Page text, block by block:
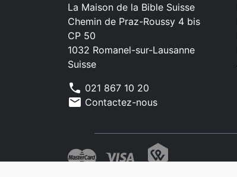
La Maison de la Bible Suisse
Chemin de Praz-Roussy 4 bis
CP 50
1032 Romanel-sur-Lausanne
Suisse
phone 021 867 10 20
mail Contactez-nous